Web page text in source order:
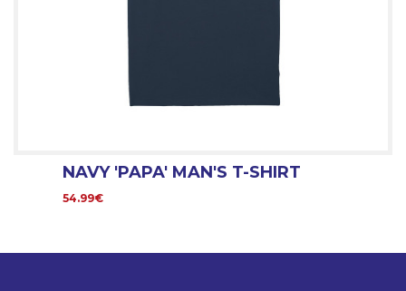
NAVY 'PAPA' MAN'S T-SHIRT
54.99€